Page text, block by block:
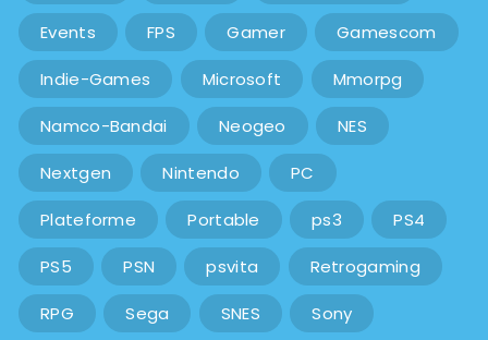
Events FPS Gamer Gamescom
Indie-Games Microsoft Mmorpg
Namco-Bandai Neogeo NES
Nextgen Nintendo PC
Plateforme Portable ps3 PS4
PS5 PSN psvita Retrogaming
RPG Sega SNES Sony